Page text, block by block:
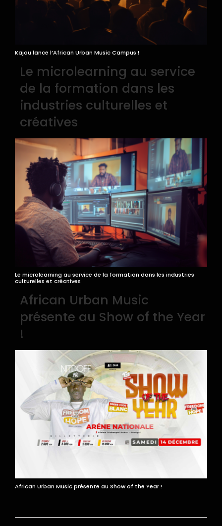
Kajou lance l’African Urban Music Campus !
Le microlearning au service
de la formation dans les
industries culturelles et
créatives
Le microlearning au service de la formation dans les industries
culturelles et créatives
African Urban Music
présente au Show of the Year
!
African Urban Music présente au Show of the Year !